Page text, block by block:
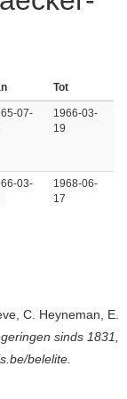
Tot
07-
1966-03-
19
03-
1968-06-
17
C. Heyneman, E.
sinds 1831,
belelite.